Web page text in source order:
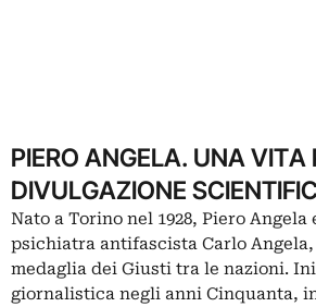
PIERO ANGELA. UNA VITA
DIVULGAZIONE
Nato a Torino nel 1928, Piero
psichiatra antifascista Carlo
medaglia dei Giusti tra le nazioni.
giornalistica negli anni Cinquanta,